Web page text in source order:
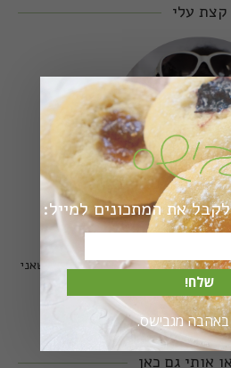
קצת עלי
וכאן אשמח לחלוק איתכם את מה שאני
קרא עוד...
אותי גם כאן
את המתכונים למייל:
שלח!
באהבה מגבישס.